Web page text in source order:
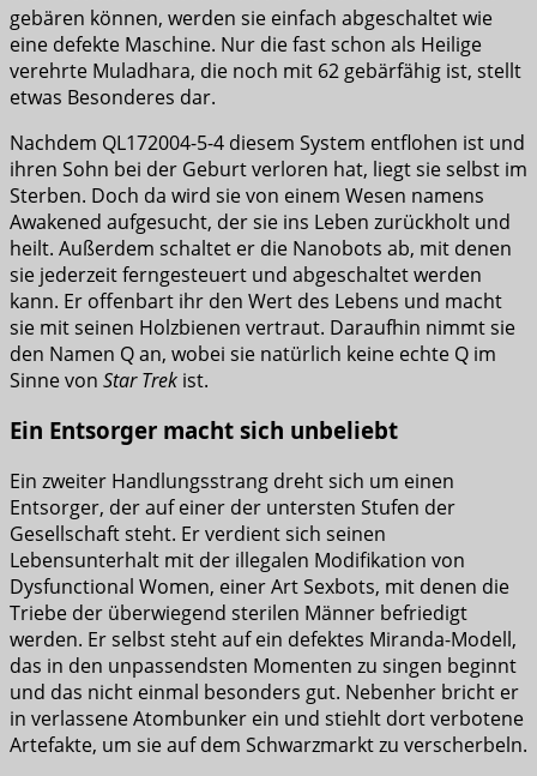
gebären können, werden sie einfach abgeschaltet wie
eine defekte Maschine. Nur die fast schon als Heilige
verehrte Muladhara, die noch mit 62 gebärfähig ist, stellt
etwas Besonderes dar.
Nachdem QL172004-5-4 diesem System entflohen ist und
ihren Sohn bei der Geburt verloren hat, liegt sie selbst im
Sterben. Doch da wird sie von einem Wesen namens
Awakened aufgesucht, der sie ins Leben zurückholt und
heilt. Außerdem schaltet er die Nanobots ab, mit denen
sie jederzeit ferngesteuert und abgeschaltet werden
kann. Er offenbart ihr den Wert des Lebens und macht
sie mit seinen Holzbienen vertraut. Daraufhin nimmt sie
den Namen Q an, wobei sie natürlich keine echte Q im
Sinne von Star Trek ist.
Ein Entsorger macht sich unbeliebt
Ein zweiter Handlungsstrang dreht sich um einen
Entsorger, der auf einer der untersten Stufen der
Gesellschaft steht. Er verdient sich seinen
Lebensunterhalt mit der illegalen Modifikation von
Dysfunctional Women, einer Art Sexbots, mit denen die
Triebe der überwiegend sterilen Männer befriedigt
werden. Er selbst steht auf ein defektes Miranda-Modell,
das in den unpassendsten Momenten zu singen beginnt
und das nicht einmal besonders gut. Nebenher bricht er
in verlassene Atombunker ein und stiehlt dort verbotene
Artefakte, um sie auf dem Schwarzmarkt zu verscherbeln.